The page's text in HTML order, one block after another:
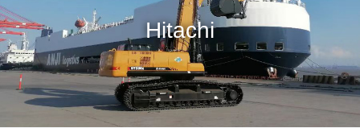
Hitachi